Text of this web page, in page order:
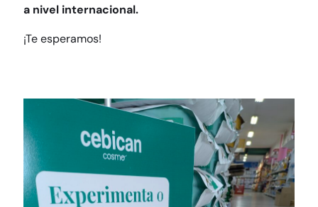
a nivel internacional.
¡Te esperamos!